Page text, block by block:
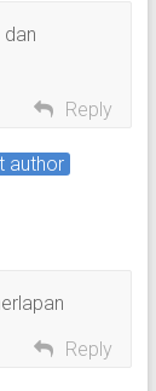
dan
Reply
author
Reply